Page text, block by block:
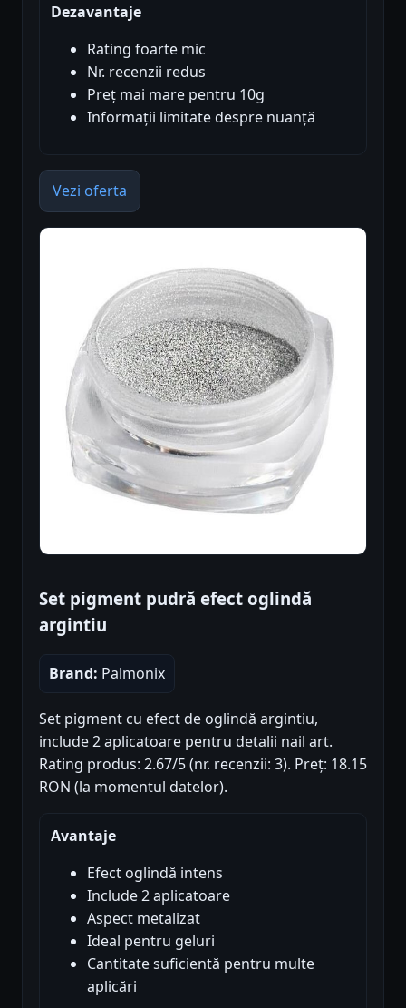
Dezavantaje
Rating foarte mic
Nr. recenzii redus
Preț mai mare pentru 10g
Informații limitate despre nuanță
Vezi oferta
Set pigment pudră efect oglindă
argintiu
Brand: Palmonix
Set pigment cu efect de oglindă argintiu,
include 2 aplicatoare pentru detalii nail art.
Rating produs: 2.67/5 (nr. recenzii: 3). Preț: 18.15
RON (la momentul datelor).
Avantaje
Efect oglindă intens
Include 2 aplicatoare
Aspect metalizat
Ideal pentru geluri
Cantitate suficientă pentru multe
aplicări